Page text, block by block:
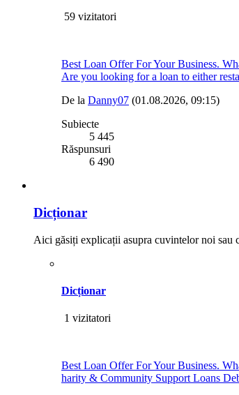
59 vizitatori
Best Loan Offer For Your Business.
Are you looking for a loan to either
De la Danny07 (01.08.2026, 09:15)
Subiecte
5 445
Răspunsuri
6 490
Dicționar
Aici găsiți explicații asupra cuvintelor noi sau
Dicționar
1 vizitatori
Best Loan Offer For Your Business.
harity & Community Support Loans